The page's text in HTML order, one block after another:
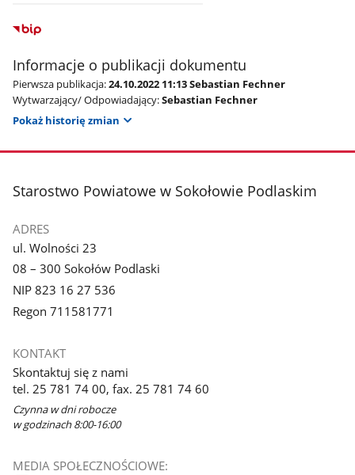
Informacje o publikacji dokumentu
Pierwsza publikacja:24.10.2022 11:13 Sebastian Fechner
Wytwarzający/ Odpowiadający:Sebastian Fechner
Pokaż historię zmian
stopka
Starostwo Powiatowe w Sokołowie Podlaskim
ADRES
ul. Wolności 23
08 – 300 Sokołów Podlaski
NIP 823 16 27 536
Regon 711581771
KONTAKT
Skontaktuj się z nami
tel. 25 781 74 00, fax. 25 781 74 60
Czynna w dni robocze
w godzinach 8:00-16:00
MEDIA SPOŁECZNOŚCIOWE: